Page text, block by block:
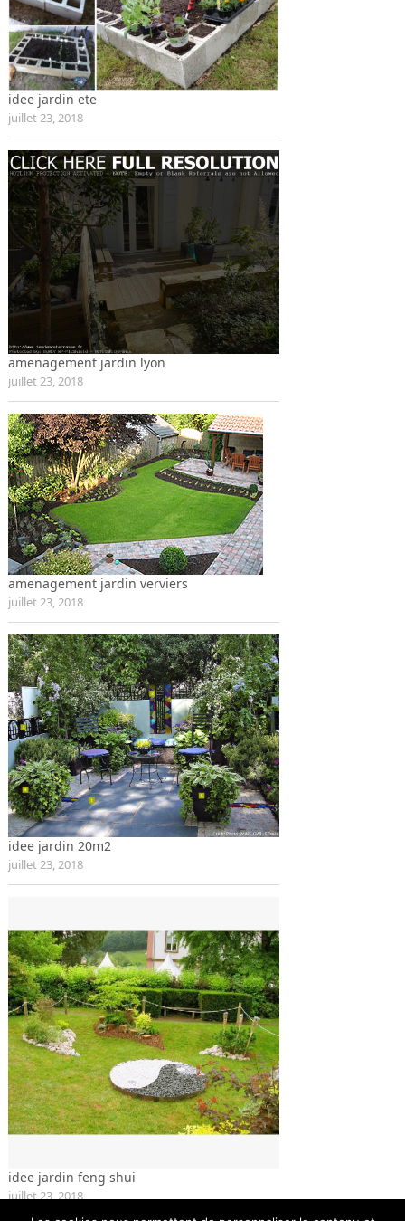
idee jardin ete
juillet 23, 2018
amenagement jardin lyon
juillet 23, 2018
amenagement jardin verviers
juillet 23, 2018
idee jardin 20m2
juillet 23, 2018
idee jardin feng shui
juillet 23, 2018